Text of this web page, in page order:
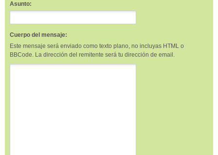
Asunto:
Cuerpo del mensaje:
Este mensaje será enviado como texto plano, no incluyas HTML o
BBCode. La dirección del remitente será tu dirección de email.